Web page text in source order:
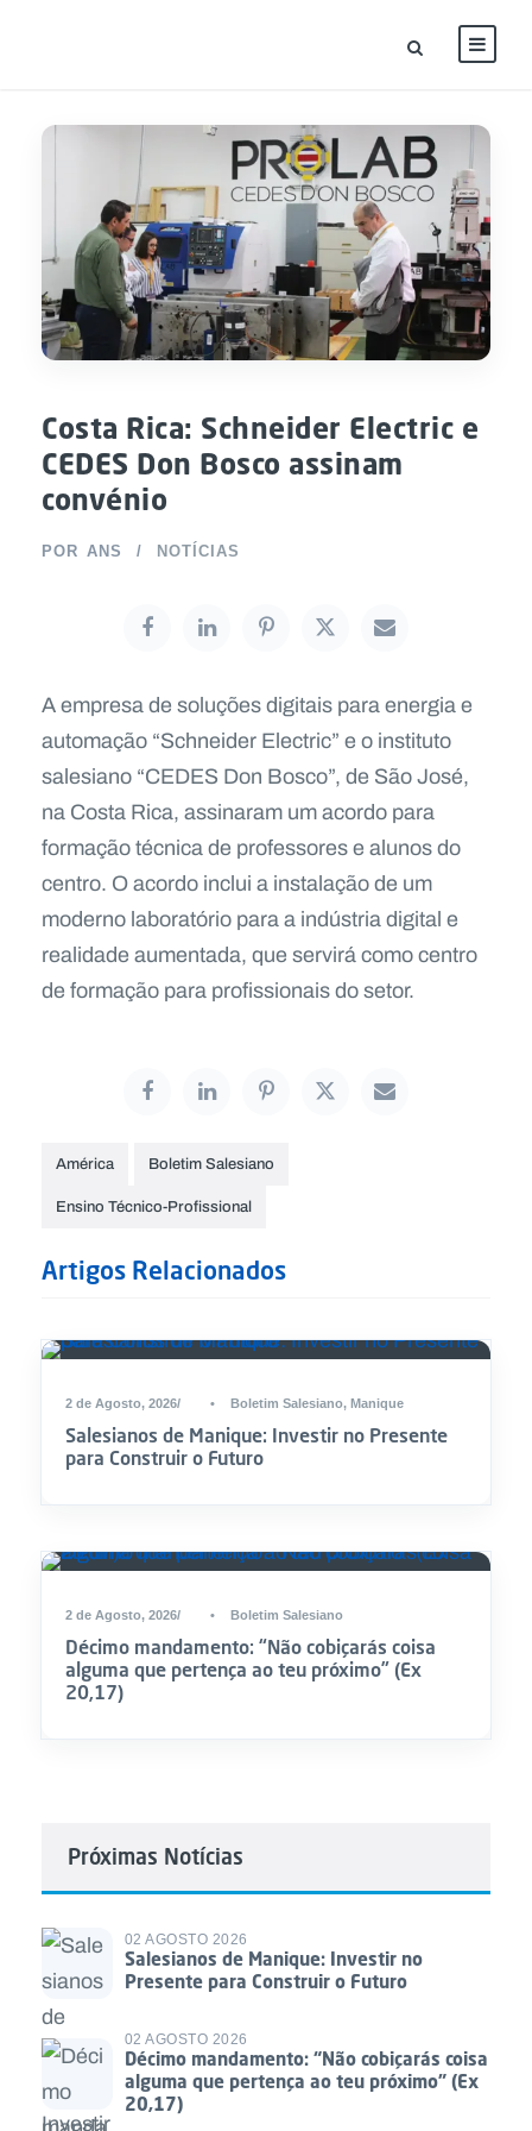
Costa Rica: Schneider Electric e
CEDES Don Bosco assinam
convénio
POR ANS NOTÍCIAS
A empresa de soluções digitais para energia e
automação “Schneider Electric” e o instituto
salesiano “CEDES Don Bosco”, de São José,
na Costa Rica, assinaram um acordo para
formação técnica de professores e alunos do
centro. O acordo inclui a instalação de um
moderno laboratório para a indústria digital e
realidade aumentada, que servirá como centro
de formação para profissionais do setor.
América
Boletim Salesiano
Ensino Técnico-Profissional
Artigos Relacionados
2 de Agosto, 2026 • Boletim Salesiano, Manique
Salesianos de Manique: Investir no Presente
para Construir o Futuro
2 de Agosto, 2026 • Boletim Salesiano
Décimo mandamento: “Não cobiçarás coisa
alguma que pertença ao teu próximo” (Ex
20,17)
Próximas Notícias
02 AGOSTO 2026
Salesianos de Manique: Investir no
Presente para Construir o Futuro
02 AGOSTO 2026
Décimo mandamento: “Não cobiçarás coisa
alguma que pertença ao teu próximo” (Ex
20,17)